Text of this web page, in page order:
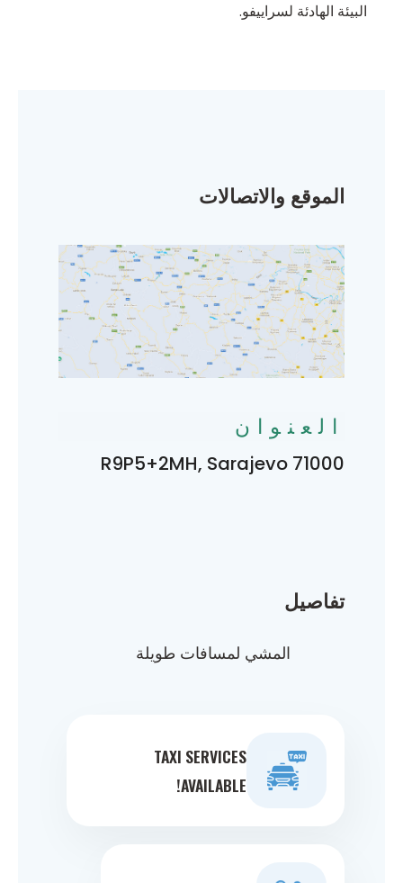
البيئة الهادئة لسراييفو.
تفاصيل
المشي لمسافات طويلة
TAXI SERVICES
AVAILABLE!
الموقع والاتصالات
العنوان
R9P5+2MH, Sarajevo 71000